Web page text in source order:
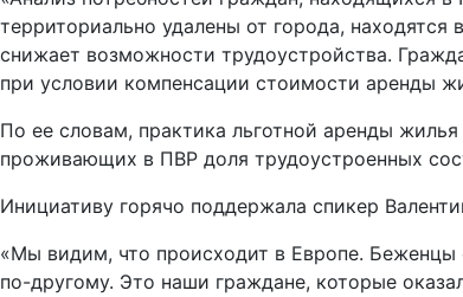
территориально удалены от города,
снижает возможности трудоустройства.
при условии компенсации стоимости аренды
По ее словам, практика льготной аренды
проживающих в ПВР доля трудоустроенных
Инициативу горячо поддержала спикер
«Мы видим, что происходит в Европе.
по-другому. Это наши граждане, которые